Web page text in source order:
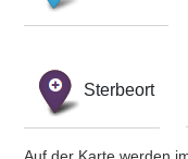
Sterbeort